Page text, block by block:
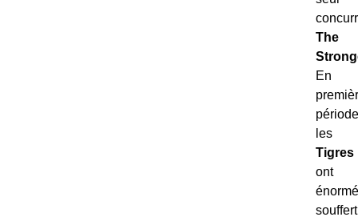
The
En
les
Tigres
ont